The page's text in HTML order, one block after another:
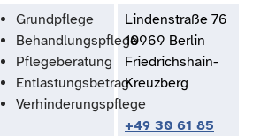
Grundpflege
Behandlungspflege
Pflegeberatung
Entlastungsbetrag
Verhinderungspflege
Lindenstraße 76
10969 Berlin
Friedrichshain-
Kreuzberg
+49 30 61 85